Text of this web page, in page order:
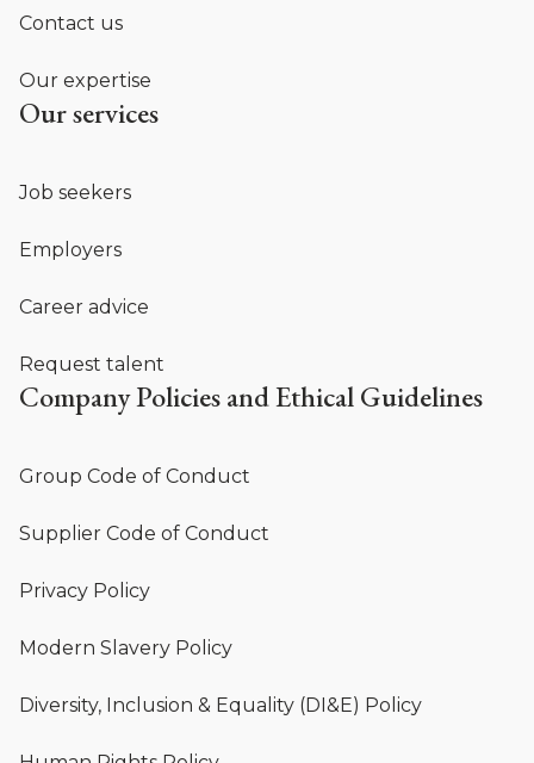
Contact us
Our expertise
Our services
Job seekers
Employers
Career advice
Request talent
Company Policies and Ethical Guidelines
Group Code of Conduct
Supplier Code of Conduct
Privacy Policy
Modern Slavery Policy
Diversity, Inclusion & Equality (DI&E) Policy